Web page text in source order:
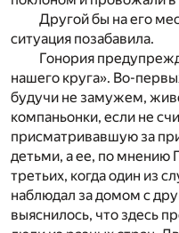
Другой бы на его
ситуация позабавила.
Гонория
нашего круга». Во-
будучи не замужем,
компаньонки, если не
присматривавшую за
детьми, а ее, по мнению
третьих, когда один из
наблюдал за домом с
выяснилось, что здесь